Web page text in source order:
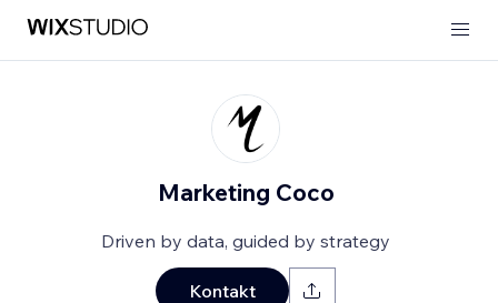
Marketing Coco
Driven by data, guided by strategy
Kontakt